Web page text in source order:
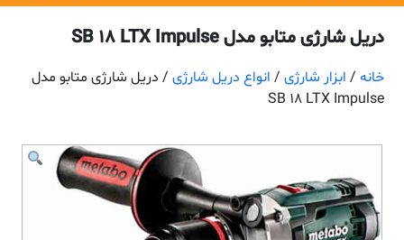
دریل شارژی متابو مدل SB 18 LTX Impulse
خانه / ابزار شارژی / انواع دریل شارژی / دریل شارژی متابو مدل
SB 18 LTX Impulse